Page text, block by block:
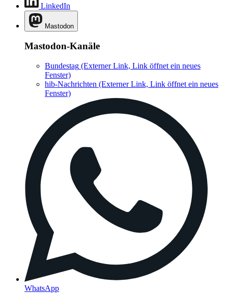
LinkedIn
Mastodon
Mastodon-Kanäle
Bundestag (Externer Link, Link öffnet ein neues
Fenster)
hib-Nachrichten (Externer Link, Link öffnet ein neues
Fenster)
WhatsApp